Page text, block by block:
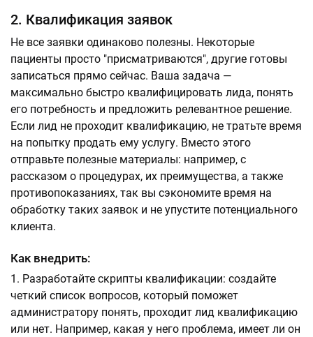
2. Квалификация заявок
Не все заявки одинаково полезны. Некоторые
пациенты просто "присматриваются", другие готовы
записаться прямо сейчас. Ваша задача —
максимально быстро квалифицировать лида, понять
его потребность и предложить релевантное решение.
Если лид не проходит квалификацию, не тратьте время
на попытку продать ему услугу. Вместо этого
отправьте полезные материалы: например, с
рассказом о процедурах, их преимущества, а также
противопоказаниях, так вы сэкономите время на
обработку таких заявок и не упустите потенциального
клиента.
Как внедрить:
Разработайте скрипты квалификации: создайте
четкий список вопросов, который поможет
администратору понять, проходит лид квалификацию
или нет. Например, какая у него проблема, имеет ли он